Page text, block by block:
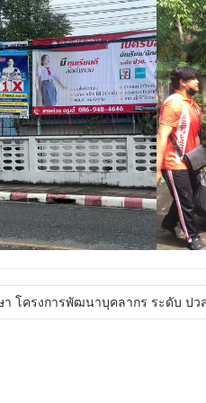
า โครงการพัฒนาบุคลากร ระดับ ปว